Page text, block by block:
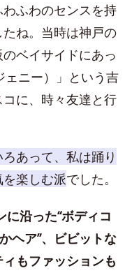
ふわのセンスを持
ね。当時は神戸の
ベイサイドにあっ
ェニー）」という吉
に、時々友達と行
あって、私は踊り
楽しむ派でした。
沿った“ボディコ
ヘア”、ビビットな
もファッションも